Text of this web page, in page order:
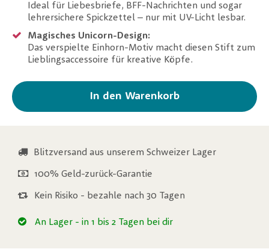
Ideal für Liebesbriefe, BFF-Nachrichten und sogar
lehrersichere Spickzettel – nur mit UV-Licht lesbar.
Magisches Unicorn-Design:
Das verspielte Einhorn-Motiv macht diesen Stift zum
Lieblingsaccessoire für kreative Köpfe.
In den Warenkorb
Blitzversand aus unserem Schweizer Lager
100% Geld-zurück-Garantie
Kein Risiko - bezahle nach 30 Tagen
An Lager - in 1 bis 2 Tagen bei dir